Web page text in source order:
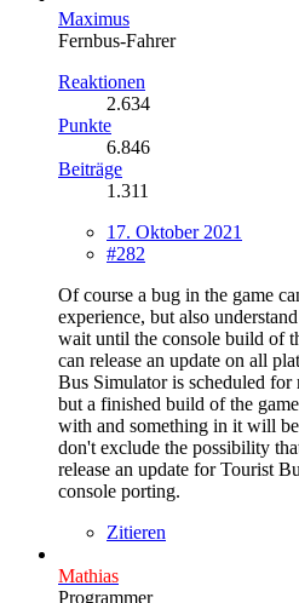
Maximus
Fernbus-Fahrer
Reaktionen
2.634
Punkte
6.846
Beiträge
1.311
17. Oktober 2021
#282
Of course a bug in the game
experience, but also
wait until the console build of
can release an update on all
Bus Simulator is scheduled for
but a finished build of the
with and something in it will
don't exclude the possibility
release an update for Tourist
console porting.
Zitieren
Mathias
Programmer